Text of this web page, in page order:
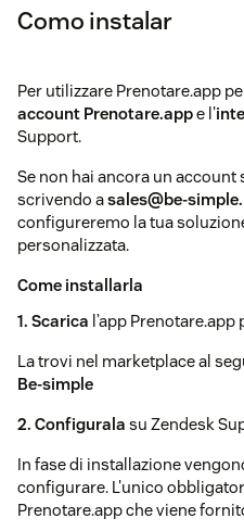
Como instalar
Per utilizzare Prenotare.app
account Prenotare.appe l'
Support.
Se non hai ancora un
scrivendo asales@be-
configureremo la tua
personalizzata.
Come installarla
1. Scarica l’app
La trovi nel marketplace al
Be-simple
2. Configurala su Zendesk
In fase di installazione
configurare. L'unico
Prenotare.app che viene